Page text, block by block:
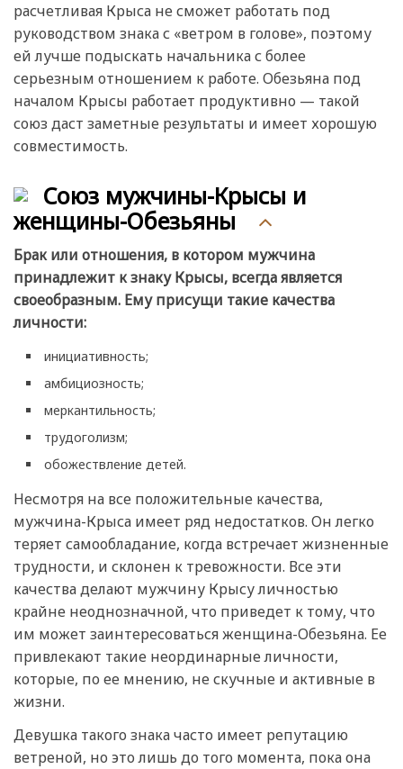
расчетливая Крыса не сможет работать под
руководством знака с «ветром в голове», поэтому
ей лучше подыскать начальника с более
серьезным отношением к работе. Обезьяна под
началом Крысы работает продуктивно — такой
союз даст заметные результаты и имеет хорошую
совместимость.
Союз мужчины-Крысы и
женщины-Обезьяны
Брак или отношения, в котором мужчина
принадлежит к знаку Крысы, всегда является
своеобразным. Ему присущи такие качества
личности:
инициативность;
амбициозность;
меркантильность;
трудоголизм;
обожествление детей.
Несмотря на все положительные качества,
мужчина-Крыса имеет ряд недостатков. Он легко
теряет самообладание, когда встречает жизненные
трудности, и склонен к тревожности. Все эти
качества делают мужчину Крысу личностью
крайне неоднозначной, что приведет к тому, что
им может заинтересоваться женщина-Обезьяна. Ее
привлекают такие неординарные личности,
которые, по ее мнению, не скучные и активные в
жизни.
Девушка такого знака часто имеет репутацию
ветреной, но это лишь до того момента, пока она